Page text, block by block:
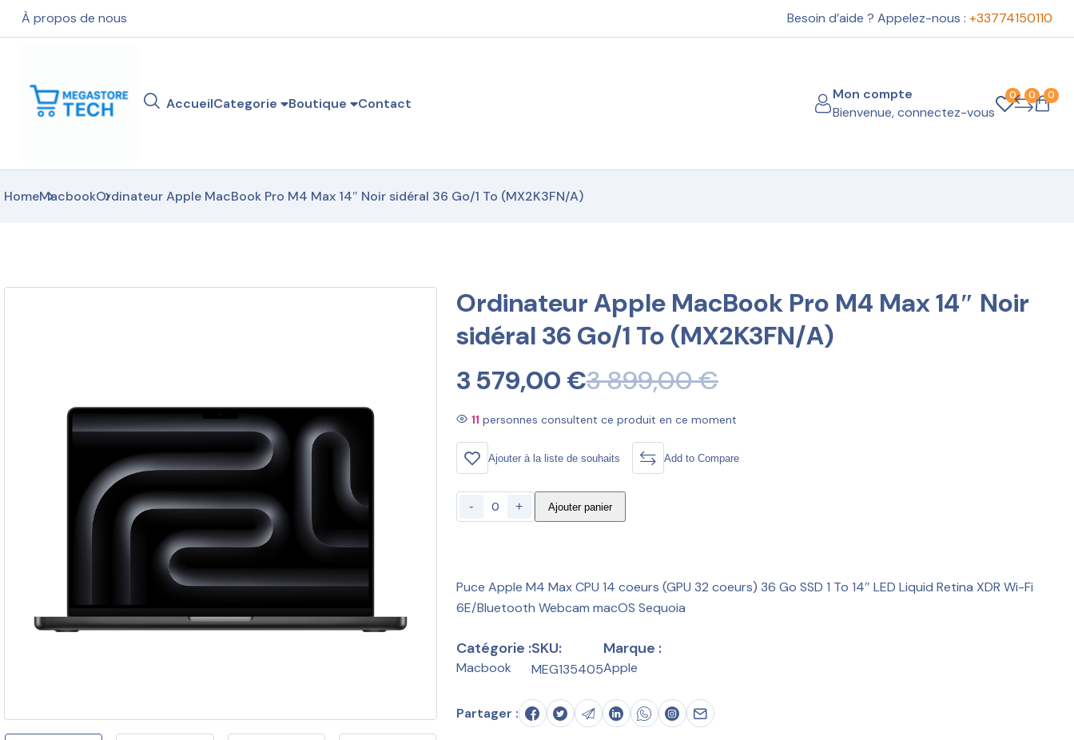
À propos de nous Besoin d’aide ? Appelez-nous : +33774150110
AccueilCategorie Boutique Contact
Mon compte
Bienvenue, connectez-vous
0 0 0
HomeMacbookOrdinateur Apple MacBook Pro M4 Max 14″ Noir sidéral 36 Go/1 To (MX2K3FN/A)
Ordinateur Apple MacBook Pro M4 Max 14″ Noir
sidéral 36 Go/1 To (MX2K3FN/A)
3 899,00€
3 579,00 €
11 personnes consultent ce produit en ce moment
Ajouter à la liste de souhaits Add to Compare
- + Ajouter panier
Puce Apple M4 Max CPU 14 coeurs (GPU 32 coeurs) 36 Go SSD 1 To 14″ LED Liquid Retina XDR Wi-Fi
6E/Bluetooth Webcam macOS Sequoia
Catégorie :
Macbook
SKU:
MEG135405
Marque :
Apple
Partager :